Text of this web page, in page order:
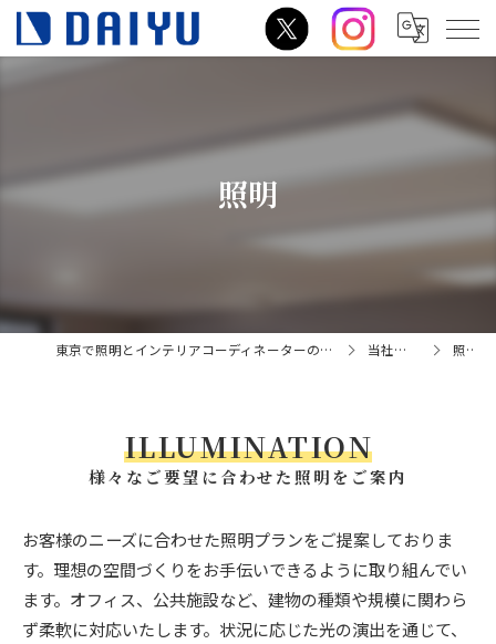
照明
東京で照明とインテリアコーディネーターの相談はダイユー 当社の特徴 照明
様々なご要望に合わせた照明をご案内
ILLUMINATION
お客様のニーズに合わせた照明プランをご提案しておりま
す。理想の空間づくりをお手伝いできるように取り組んでい
ます。オフィス、公共施設など、建物の種類や規模に関わら
ず柔軟に対応いたします。状況に応じた光の演出を通じて、